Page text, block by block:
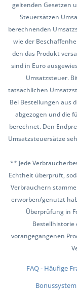
geltenden Gesetzen
Steuersätzen
berechnenden
wie der
den das Produkt
sind in Euro
Umsatzsteuer.
tatsächlichen
Bei Bestellungen aus
abgezogen und die
berechnet. Den
Umsatzsteuersätze
** Jede
Echtheit überprüft,
Verbrauchern
erworben/genutzt
Überprüfung in
Bestellhistorie
vorangegangenen
FAQ - Häufige
Bonussystem